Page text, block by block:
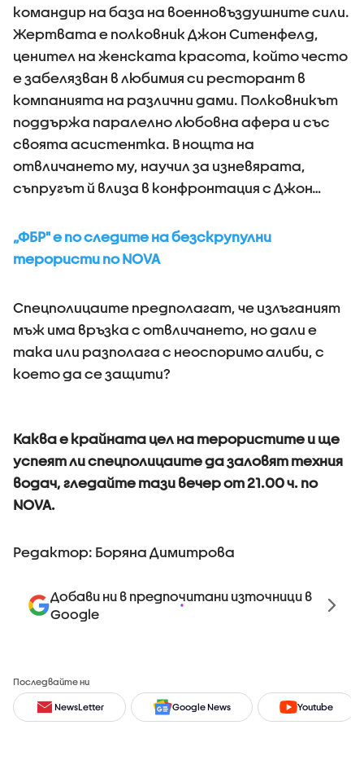
командир на база на военновъздушните сили.
Жертвата е полковник Джон Ситенфелд,
ценител на женската красота, който често
е забелязван в любимия си ресторант в
компанията на различни дами. Полковникът
поддържа паралелно любовна афера и със
своята асистентка. В нощта на
отвличането му, научил за изневярата,
съпругът й влиза в конфронтация с Джон…
„ФБР" e по следите на безскрупулни
терористи по NOVA
Спецполицаите предполагат, че излъганият
мъж има връзка с отвличането, но дали е
така или разполага с неоспоримо алиби, с
което да се защити?
Каква е крайната цел на терористите и ще
успеят ли спецполицаите да заловят техния
водач, гледайте тази вечер от 21.00 ч. по
NOVA.
Редактор: Боряна Димитрова
Добави ни в предпочитани източници в
Google
Последвайте ни
NewsLetter Google News Youtube